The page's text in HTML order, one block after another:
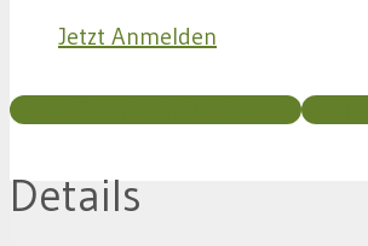
Jetzt Anmelden
Details